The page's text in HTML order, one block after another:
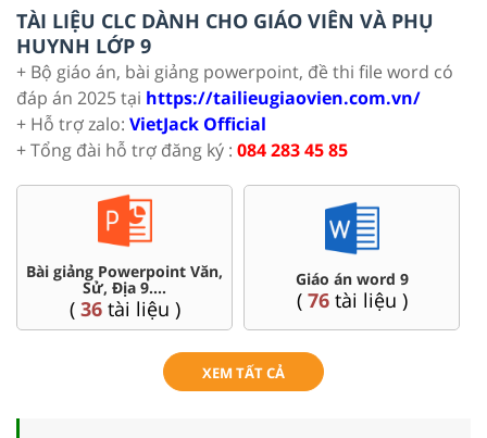
TÀI LIỆU CLC DÀNH CHO GIÁO VIÊN VÀ PHỤ
HUYNH LỚP 9
+ Bộ giáo án, bài giảng powerpoint, đề thi file word có
đáp án 2025 tại https://tailieugiaovien.com.vn/
+ Hỗ trợ zalo: VietJack Official
+ Tổng đài hỗ trợ đăng ký : 084 283 45 85
Bài giảng Powerpoint Văn,
Sử, Địa 9....
( 36tài liệu )
Giáo án word 9
( 76tài liệu )
XEM TẤT CẢ